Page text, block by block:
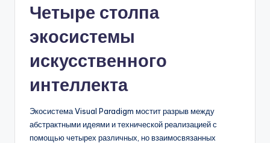
si
Четыре столпа
экосистемы
искусственного
интеллекта
Экосистема Visual Paradigm мостит разрыв между
абстрактными идеями и технической реализацией с
помощью четырех различных, но взаимосвязанных